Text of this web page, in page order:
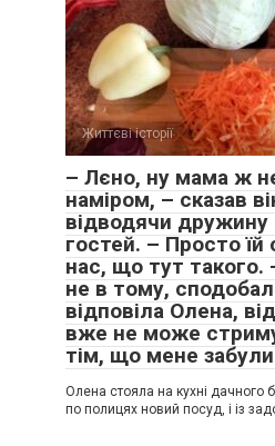
Життєві історії
– Лєно, ну мама ж
наміром, – сказав
відводячи дружину
гостей. – Просто їй
нас, що тут такого.
не в тому,
відповіла Олена,
вже не може
тім, що мене
Олена стояла на кухні дачного
по полицях новий посуд, і із